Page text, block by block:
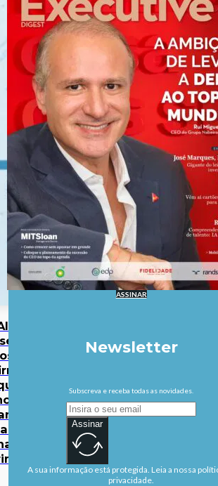
diz
ser
DST
sido
ASSINAR
Newsletter
Subscreva e receba todas as novidades.
Assinar
A sua informação está protegida. Leia a nossa
privacidade.